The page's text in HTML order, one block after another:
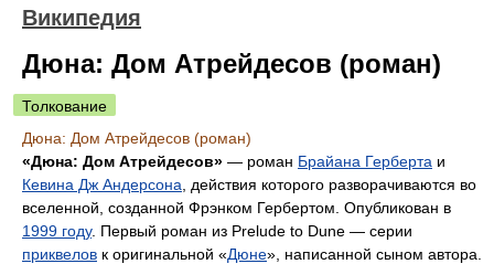
Википедия
Дюна: Дом Атрейдесов (роман)
Толкование
Дюна: Дом Атрейдесов (роман)
«Дюна: Дом Атрейдесов» — роман Брайана Герберта и
Кевина Дж Андерсона , действия которого разворачиваются во
вселенной, созданной Фрэнком Гербертом. Опубликован в
1999 году. Первый роман из Prelude to Dune — серии
приквелов к оригинальной «Дюне», написанной сыном автора.